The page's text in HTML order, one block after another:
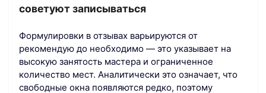
советуют записываться
Формулировки в отзывах варьируются от
рекомендую до необходимо — это указывает на
высокую занятость мастера и ограниченное
количество мест. Аналитически это означает, что
свободные окна появляются редко, поэтому